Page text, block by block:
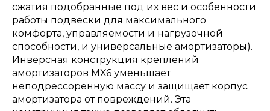
сжатия подобранные под их вес и особенности
работы подвески для максимального
комфорта, управляемости и нагрузочной
способности, и универсальные амортизаторы).
Инверсная конструкция креплений
амортизаторов MX6 уменьшает
неподрессоренную массу и защищает корпус
амортизатора от повреждений. Эта